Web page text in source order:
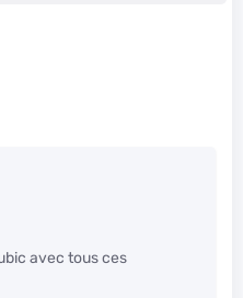
avec tous ces